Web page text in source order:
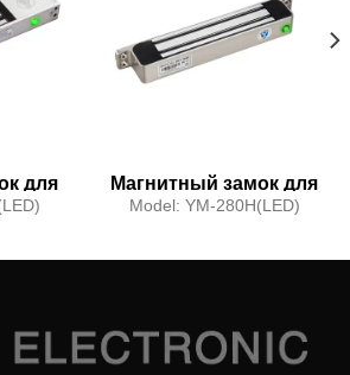
для
Магнитный замок для
одной двери, 280 кг
Model: YM-280H(LED)